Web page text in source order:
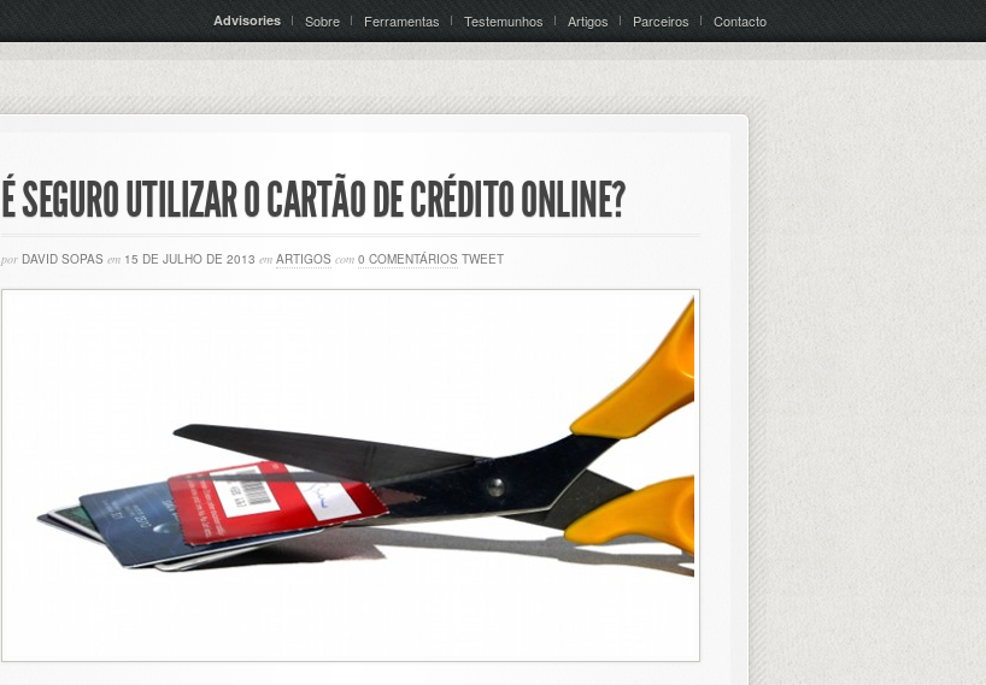
Advisories Sobre Ferramentas Testemunhos Artigos Parceiros Contacto
É SEGURO UTILIZAR O CARTÃO DE CRÉDITO ONLINE?
por DAVID SOPAS em 15 DE JULHO DE 2013 em ARTIGOS com 0 COMENTÁRIOS TWEET